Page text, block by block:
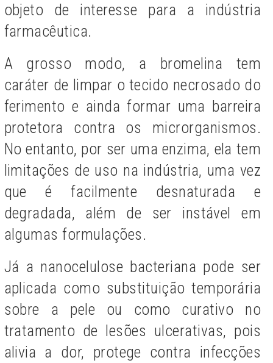
objeto de interesse para a indústria
farmacêutica.
A grosso modo, a bromelina tem
caráter de limpar o tecido necrosado do
ferimento e ainda formar uma barreira
protetora contra os microrganismos.
No entanto, por ser uma enzima, ela tem
limitações de uso na indústria, uma vez
que é facilmente desnaturada e
degradada, além de ser instável em
algumas formulações.
Já a nanocelulose bacteriana pode ser
aplicada como substituição temporária
sobre a pele ou como curativo no
tratamento de lesões ulcerativas, pois
alivia a dor, protege contra infecções